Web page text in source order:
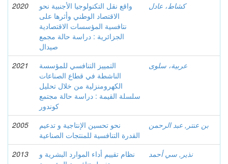
2020
واقع نقل التكنولوجيا الأجنبية نحو
الاقتصاد الوطني وأثرها على
نتافسية المؤسسات الاقتصادية
الجزائرية : دراسة حالة مجمع
صيدال
كشاط، عادل
2021
التمييز التنافسي للمؤسسة
الناشطة في قطاع الصناعات
الكهرومنزلية من خلال تحليل
سلسلة القيمة : دراسة حالة مجتمع
كوندور
عربية، سلوى
2005
نحو تحسين الإنتاجية و تدعيم
القدرة التنافسية للمنتجات الصناعية
بن عنتر, عبد الرحمن
2013
نظام تقييم أداء الموارد البشرية و
نذير, سي أحمد